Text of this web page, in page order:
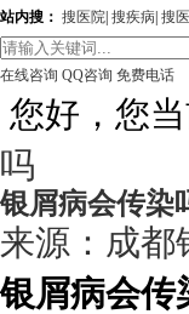
站内搜： 搜医院 搜疾病 搜
在线咨询 QQ咨询 免费电话
您好，您
吗
银屑病会传染
来源： 成都
银屑病会传